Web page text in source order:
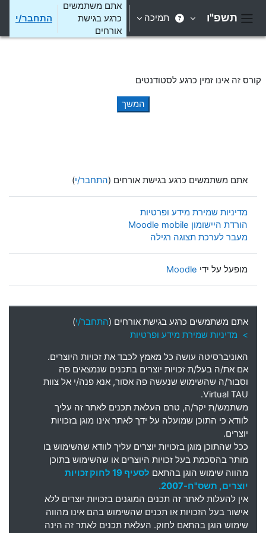
תשפ"ו תמיכה
אתם משתמשים
כרגע בגישת
אורחים
התחבר/י
קורס זה אינו זמין כרגע לסטודנטים
המשך
אתם משתמשים כרגע בגישת אורחים (התחבר/י)
מדיניות שמירת מידע ופרטיות
הורדת היישומון Moodle mobile
מעבר לערכת תצוגה רגילה
מופעל על ידי Moodle
אתם משתמשים כרגע בגישת אורחים (התחבר/י)
> מדיניות שמירת מידע ופרטיות
האוניברסיטה עושה כל מאמץ לכבד את זכויות היוצרים.
אם את/ה בעל/ת זכויות יוצרים בתכנים שנמצאים פה
וסבור/ה שהשימוש שנעשה פה אסור, אנא פנה/י אל צוות
Virtual TAU.
משתמש/ת יקר/ה, טרם העלאת תכנים לאתר זה עליך
לוודא כי התוכן שמועלה על ידך לאתר אינו מוגן בזכויות
יוצרים.
ככל שהתוכן מוגן בזכויות יוצרים עליך לוודא שהשימוש בו
מותר בהסכמת בעל זכויות היוצרים או שהשימוש בתוכן
מהווה שימוש הוגן בהתאם
לסעיף 19 לחוק זכויות
יוצרים, תשס"ח-2007.
אין להעלות לאתר זה תכנים המוגנים בזכויות יוצרים ללא
אישור בעל הזכויות או תכנים שהשימוש בהם אינו מהווה
שימוש הוגן בהתאם לחוק. העלאת תכנים לאתר זה הינה